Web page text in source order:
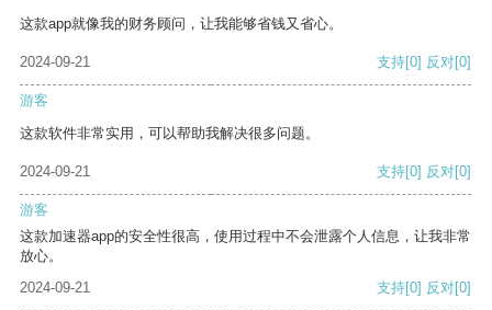
这款app就像我的财务顾问，让我能够省钱又省心。
2024-09-21 支持[0] 反对[0]
游客
这款软件非常实用，可以帮助我解决很多问题。
2024-09-21 支持[0] 反对[0]
游客
这款加速器app的安全性很高，使用过程中不会泄露个人信息，让我非常
放心。
2024-09-21
支持[0] 反对[0]